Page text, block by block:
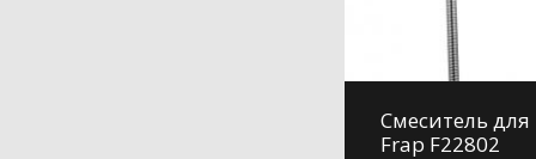
Смеситель
Frap F22802